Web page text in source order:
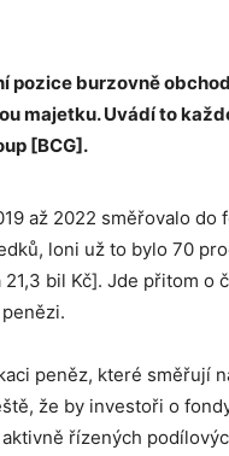
pozice burzovně
majetku. Uvádí to
[BCG].
až 2022 směřovalo do
loni už to bylo 70
bil Kč]. Jde přitom
peněz, které směřují
že by investoři o
řízených